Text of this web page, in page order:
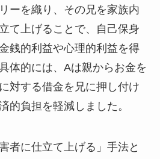
ーを織り、その兄を家族内
て上げることで、自己保身
銭的利益や心理的利益を得
体的には、Aは親からお金を
対する借金を兄に押し付け
的負担を軽減しました。
者に仕立て上げる」手法と